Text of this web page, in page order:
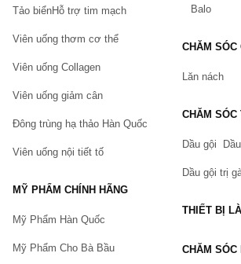
Chiaki.vn bạn sẽ được hưởng những
100% sản phẩm chính hãng.
Hoàn tiền, đổi trả sản phẩm
lỗi của nhà sản xuất và hỏng
tại Chiaki)
Giao hàng thu tiền, thanh
phương thức.
Tích điểm đổi quà và nhiều
khác.
Cách đặt hàng tại Chiaki.vn
Tảo biểnHỗ trợ tim mạch
Viên uống thơm cơ thể
Viên uống Collagen
Viên uống giảm cân
Đông trùng hạ thảo Hàn Quốc
Viên uống nội tiết tố
MỸ PHẨM CHÍNH HÃNG
Mỹ Phẩm Hàn Quốc
Mỹ Phẩm Cho Bà Bầu
Balo
CHĂM SÓC
Lăn nách
CHĂM SÓC
Dầu gội
Dầu gội trị
THIẾT BỊ
CHĂM SÓC